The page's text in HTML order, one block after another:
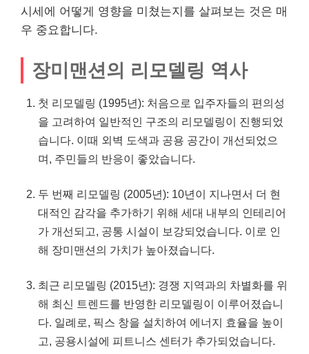
시세에 어떻게 영향을 미쳤는지를 살펴보는 것은 매
우 중요합니다.
장미맨션의 리모델링 역사
첫 리모델링 (1995년): 처음으로 입주자들의 편의성
을 고려하여 일반적인 구조의 리모델링이 진행되었
습니다. 이때 외벽 도색과 공용 공간이 개선되었으
며, 주민들의 반응이 좋았습니다.
두 번째 리모델링 (2005년): 10년이 지나면서 더 현
대적인 감각을 추가하기 위해 세대 내부의 인테리어
가 개선되고, 공통 시설이 보강되었습니다. 이로 인
해 장미맨션의 가치가 높아졌습니다.
최근 리모델링 (2015년): 경쟁 지역과의 차별화를 위
해 최신 트렌드를 반영한 리모델링이 이루어졌습니
다. 일례로, 픽스 창을 설치하여 에너지 효율을 높이
고, 공용시설에 피트니스 센터가 추가되었습니다.